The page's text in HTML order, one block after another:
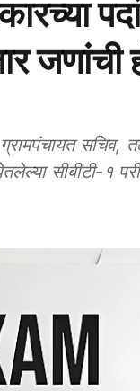
जणांची
सचिव,
सीबीटी-१